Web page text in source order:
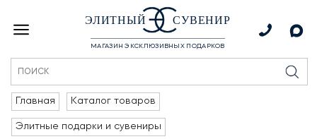
ЭЛИТНЫЙ СУВЕНИР
МАГАЗИН ЭКСКЛЮЗИВНЫХ ПОДАРКОВ
Главная Каталог товаров
Элитные подарки и сувениры